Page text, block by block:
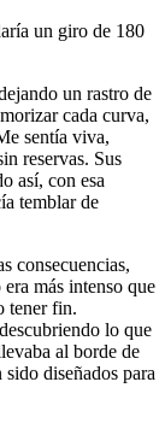
un giro de 180
un rastro de
cada curva,
sentía viva,
reservas. Sus
así, con esa
temblar de
consecuencias,
más intenso que
tener fin.
lo que
al borde de
diseñados para